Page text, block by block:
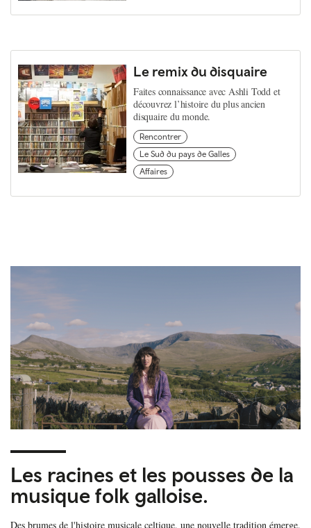
Le remix du disquaire
Faites connaissance avec Ashli Todd et
découvrez l’histoire du plus ancien
disquaire du monde.
Rencontrer
Le Sud du pays de Galles
Affaires
Les racines et les pousses de la
musique folk galloise.
Des brumes de l'histoire musicale celtique, une nouvelle tradition émerge,